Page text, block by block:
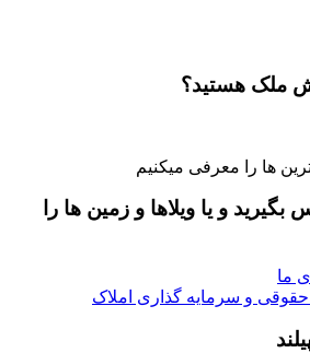
ملک هستید؟
ها را معرفی میکنیم
و یا ویلاها و زمین ها را
ما